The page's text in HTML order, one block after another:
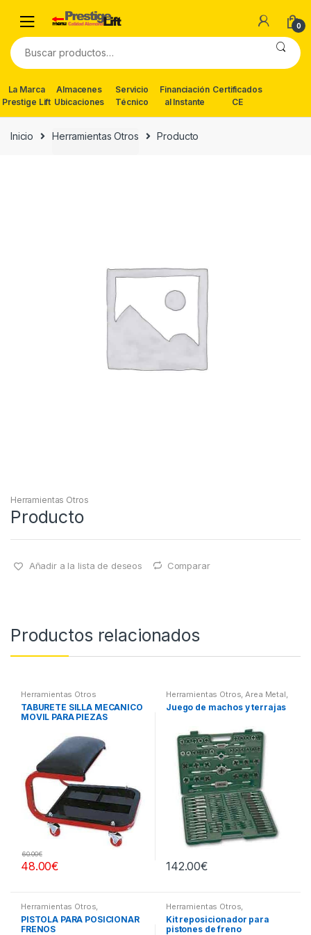
navigation
content
0
Buscar
por:
La Marca
Prestige Lift
Almacenes
Ubicaciones
Servicio
Técnico
Financiación
al Instante
Certificados
CE
Inicio Herramientas Otros Producto
Herramientas Otros
Producto
Añadir a la lista de deseos Comparar
Productos relacionados
Herramientas Otros
TABURETE SILLA MECANICO
MOVIL PARA PIEZAS
48.00€
60.00€
Herramientas Otros,Area Metal,
Roscas, Herramientas ,
Maletines Herramientas,
Juego de machos y terrajas
142.00€
Herramientas Otros,
Herramientas Frenos y
Refrigeración
PISTOLA PARA POSICIONAR
FRENOS
Herramientas Otros,
Herramientas Frenos y
Refrigeración
Kit reposicionador para
pistones de freno